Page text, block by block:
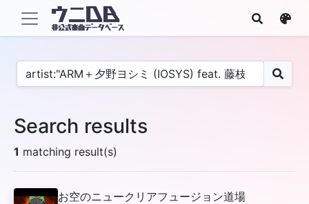
Search results
1 matching result(s)
お空のニュークリアフュージョン道場